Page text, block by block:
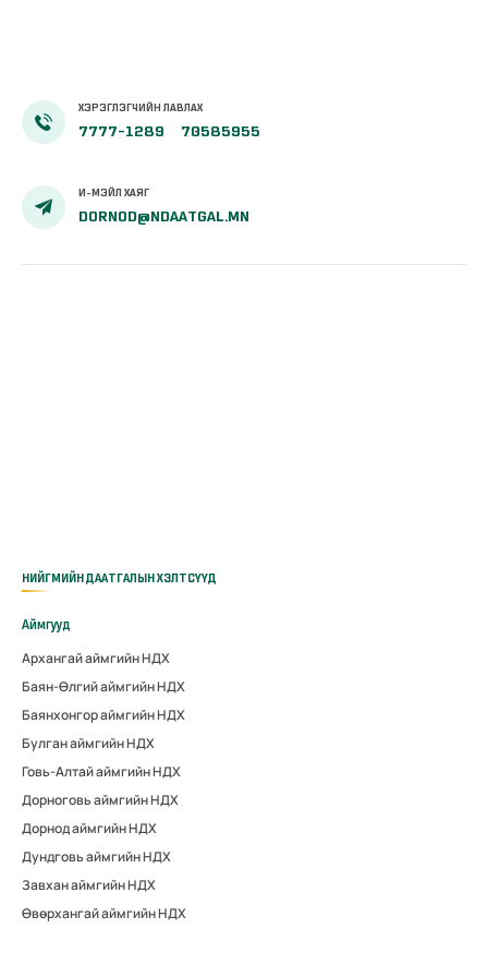
ХЭРЭГЛЭГЧИЙН ЛАВЛАХ
7777-1289 70585955
И-МЭЙЛ ХАЯГ
DORNOD@NDAATGAL.MN
НИЙГМИЙН ДААТГАЛЫН ХЭЛТСҮҮД
Аймгууд
Архангай аймгийн НДХ
Баян-Өлгий аймгийн НДХ
Баянхонгор аймгийн НДХ
Булган аймгийн НДХ
Говь-Алтай аймгийн НДХ
Дорноговь аймгийн НДХ
Дорнод аймгийн НДХ
Дундговь аймгийн НДХ
Завхан аймгийн НДХ
Өвөрхангай аймгийн НДХ